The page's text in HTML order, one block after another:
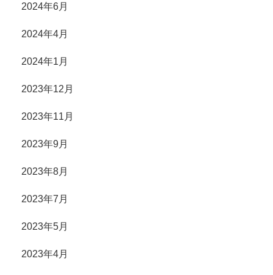
2024年6月
2024年4月
2024年1月
2023年12月
2023年11月
2023年9月
2023年8月
2023年7月
2023年5月
2023年4月